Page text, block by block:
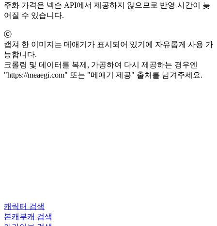
주화 가격은 넥슨 API에서 제공하지 않으므로 반영 시간이 늦
어질 수 있습니다.
ⓒ
캡쳐 한 이미지는 메애기가 표시되어 있기에 자유롭게 사용 가
능합니다.
크롤링 및 데이터를 복제, 가공하여 다시 제공하는 경우엔
"https://meaegi.com" 또는 "메애기 제공" 출처를 남겨주세요.
캐릭터 검색
본캐부캐 검색